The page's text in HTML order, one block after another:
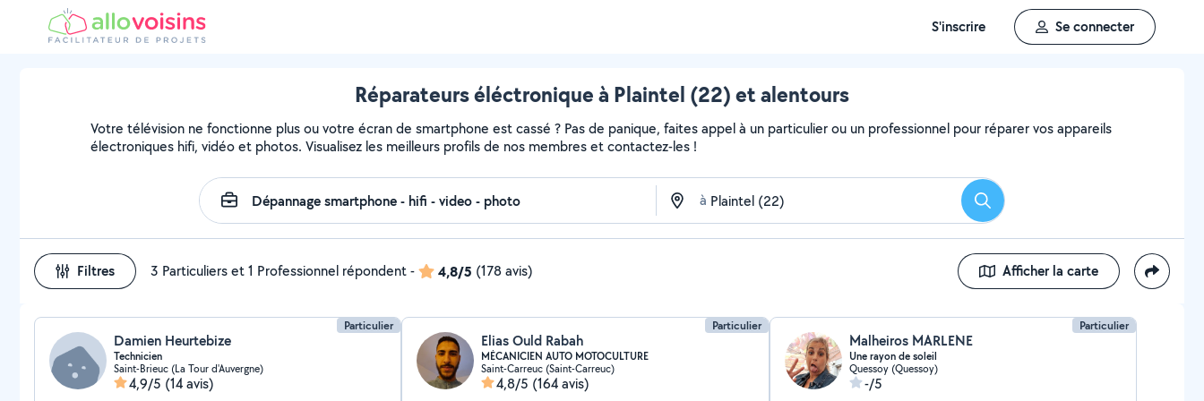
S'inscrire Se connecter
Réparateurs éléctronique à Plaintel (22) et alentours
Votre télévision ne fonctionne plus ou votre écran de smartphone est cassé ? Pas de panique, faites appel à un particulier ou un professionnel pour réparer vos appareils
électroniques hifi, vidéo et photos. Visualisez les meilleurs profils de nos membres et contactez-les !
à Rechercher
Filtres 3 Particuliers et 1 Professionnel répondent- 4,8/5 (178 avis) Afficher la carte
Particulier
Damien Heurtebize
Technicien
Saint-Brieuc (La Tour d'Auvergne)
4,9/5 (14 avis)
Particulier
Elias Ould Rabah
MÉCANICIEN AUTO MOTOCULTURE
Saint-Carreuc (Saint-Carreuc)
4,8/5 (164 avis)
Particulier
Malheiros MARLENE
Une rayon de soleil
Quessoy (Quessoy)
-/5